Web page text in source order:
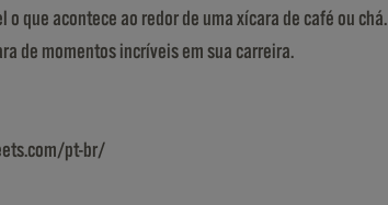
o que acontece ao redor de uma xícara de café ou chá.
de momentos incríveis em sua carreira.
pt-br/